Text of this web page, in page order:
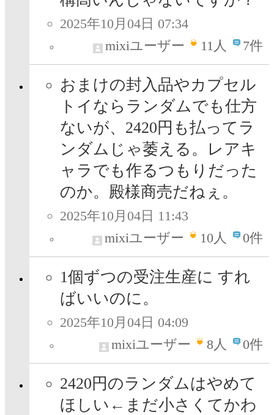
2025年10月04日 07:34
mixiユーザー
11人 7件
おまけの封入品やカプセル
トイならランダムでも仕方
ないが、2420円も払ってラ
ンダムじゃ萎える。レアキ
ャラでも作るつもりだった
のか。殿様商売だねぇ。
2025年10月04日 11:43
mixiユーザー
10人 0件
1個ずつの受注生産に すれ
ばいいのに。
2025年10月04日 04:09
mixiユーザー
8人 0件
2420円のランダムはやめて
ほしい←まだ小さくてかわ